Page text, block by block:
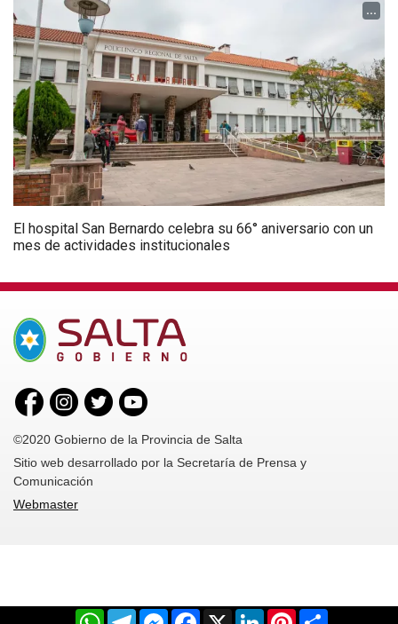
...
El hospital San Bernardo celebra su 66° aniversario con un
mes de actividades institucionales
©2020 Gobierno de la Provincia de Salta
Sitio web desarrollado por la Secretaría de Prensa y
Comunicación
Webmaster
WhatsAppTelegramMessenger
Facebook
X LinkedInPinterest